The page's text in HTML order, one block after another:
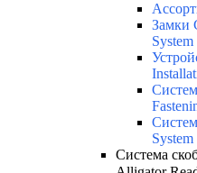
Замки
System
System
Система